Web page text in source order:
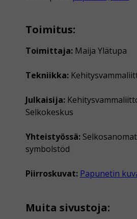
Toimitus:
Toimittaja: Maija Ylätupa
Tekniikka:
Julkaisija:
Selkokeskus
Yhteistyössä:
symbolstöd
Piirroskuvat: Papunetin
Muita sivustoja: